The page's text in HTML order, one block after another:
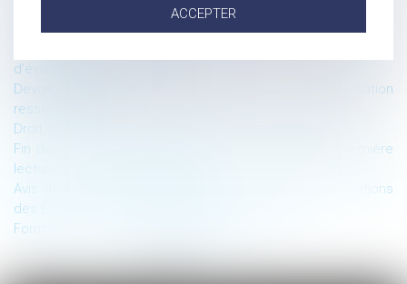
responsabilité civile et à améliorer l’indemnisation des
victimes
d’évaluation des pesticides
Devoir d’information précontractuelle : la Cour de cassation
resserre l’étau
Droit de la preuve et protection du secret des affaires
Fin de vie : deux propositions de loi adoptées en première
lecture par l’Assemblée nationale
Avis de la Cour internationale de Justice sur les obligations
des États en matière de changement climatique
Formation – Congrès Athènes 2025
<< < 1 2 3 4 5 6 7 ... > >>
ACCEPTER